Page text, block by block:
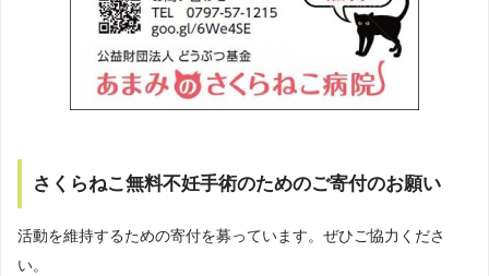
さくらねこ無料不妊手術のためのご寄付のお願い
活動を維持するための寄付を募っています。ぜひご協力くださ
い。